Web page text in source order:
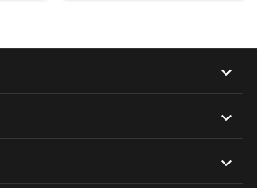


